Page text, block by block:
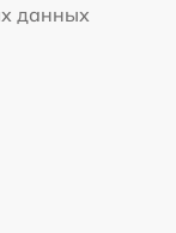
данных